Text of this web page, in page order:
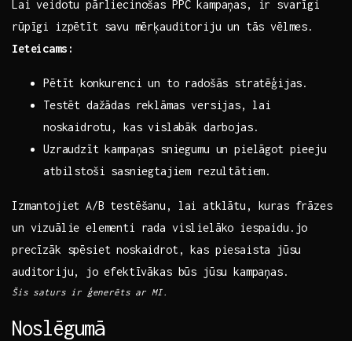
Lai veidotu pārliecinošas PPC kampaņas, ir svarīgi
rūpīgi izpētīt savu⁢ mērķauditoriju un tās vēlmes.
Ieteicams:
Pētīt‍ konkurenci un to radošās stratēģijas.
Testēt dažādas reklāmas versijas,⁤ lai
noskaidrotu, kas vislabāk darbojas.
Uzraudzīt kampaņas sniegumu un pielāgot pieeju
atbilstoši sasniegtajiem rezultātiem.
Izmantojiet A/B testēšanu, lai atklātu, kuras frāzes
un vizuālie elementi rada​ vislielāko iespaidu.jo
precīzāk spēsiet noskaidrot, kas piesaista⁣ jūsu
auditoriju,⁣ jo efektīvākas būs jūsu kampaņas. ‌
Šis ‍saturs ir ģenerēts ar MI.
Noslēgumā